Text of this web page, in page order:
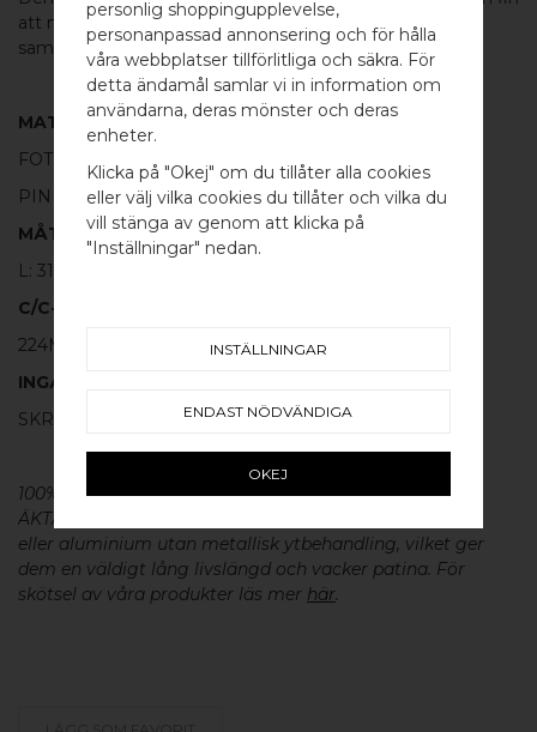
WELCOME TO
BB SWEDEN HARDWARE
Välj land / Choose country
att matcha med de andra handtagen eller knoppen
samma serie.
MATERIAL
FOT:
100% POLERAT ROSTFRITT STÅL
PINNE: 100% SVART ALUMINIUM
MÅTT
L: 314MM H: 40MM TJ: 12MM
C/C-MÅTT
224MM
INGÅR
SKRUV FÖR LUCKA: M4 X 25MM - 2 ST
100% ÄKTA METALL - Alla vårabeslagär tillverkade av
ÄKTA massiv mässing, koppar, rostfritt stål
eller aluminium utan metallisk ytbehandling, vilket ger
dem en väldigt lång livslängd och vacker patina. För
skötsel av våra produkter läs mer här.
personlig shoppingupplevelse,
personanpassad annonsering och för hålla
våra webbplatser tillförlitliga och säkra. För
detta ändamål samlar vi in information om
användarna, deras mönster och deras
enheter.
Klicka på "Okej" om du tillåter alla cookies
eller välj vilka cookies du tillåter och vilka du
vill stänga av genom att klicka på
"Inställningar" nedan.
INSTÄLLNINGAR
ENDAST NÖDVÄNDIGA
OKEJ